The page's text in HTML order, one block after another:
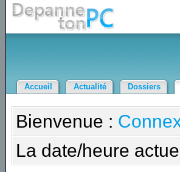
Accueil Actualité Dossiers
Bienvenue :
La date/heure